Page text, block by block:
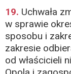
19. Uchwała
w sprawie
sposobu i
zakresie
od właścicieli